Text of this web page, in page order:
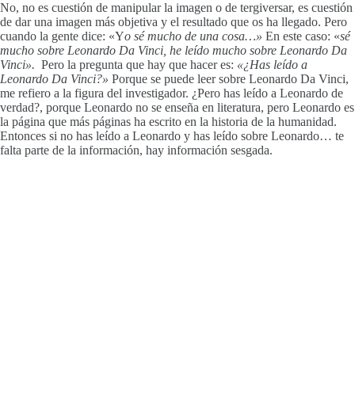
No, no es cuestión de manipular la imagen o de tergiversar, es cuestión
de dar una imagen más objetiva y el resultado que os ha llegado. Pero
cuando la gente dice: «Yo sé mucho de una cosa…» En este caso: «sé
mucho sobre Leonardo Da Vinci, he leído mucho sobre Leonardo Da
Vinci». Pero la pregunta que hay que hacer es: «¿Has leído a
Leonardo Da Vinci?» Porque se puede leer sobre Leonardo Da Vinci,
me refiero a la figura del investigador. ¿Pero has leído a Leonardo de
verdad?, porque Leonardo no se enseña en literatura, pero Leonardo es
la página que más páginas ha escrito en la historia de la humanidad.
Entonces si no has leído a Leonardo y has leído sobre Leonardo… te
falta parte de la información, hay información sesgada.